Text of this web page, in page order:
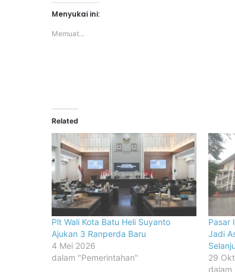
Menyukai ini:
Memuat...
Related
Plt Wali Kota Batu Heli Suyanto
Ajukan 3 Ranperda Baru
4 Mei 2026
dalam "Pemerintahan"
Pasar
Jadi
29
dalam